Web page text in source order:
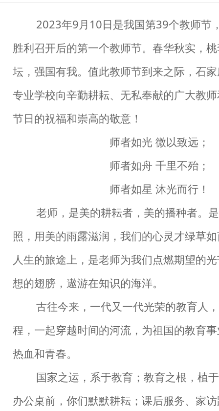
2023年9月10日是我国第39个教师节
胜利召开后的第一个教师节。春华秋实，
坛，强国有我。值此教师节到来之际，石
专业学校向辛勤耕耘、无私奉献的广大教
节日的祝福和崇高的敬意！
师者如光 微以致远；
师者如舟 千里不殆；
师者如星 沐光而行！
老师，是美的耕耘者，美的播种者。是
照，用美的雨露滋润，我们的心灵才绿草
人生的旅途上，是老师为我们点燃期望的
想的翅膀，遨游在知识的海洋。
古往今来，一代又一代光荣的教育人，
程，一起穿越时间的河流，为祖国的教育
热血和青春。
国家之运，系于教育；教育之根，植于
办公桌前，你们默默耕耘；课后服务、家